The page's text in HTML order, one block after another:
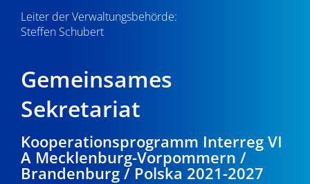
Leiter der Verwaltungsbehörde:
Steffen Schubert
Gemeinsames
Sekretariat
Kooperationsprogramm Interreg VI
A Mecklenburg-Vorpommern /
Brandenburg / Polska 2021-2027